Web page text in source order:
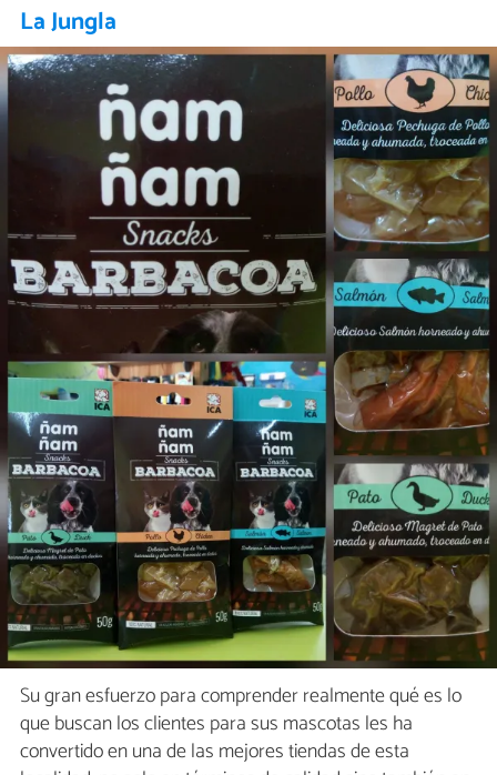
La Jungla
Su gran esfuerzo para comprender realmente qué es lo
que buscan los clientes para sus mascotas les ha
convertido en una de las mejores tiendas de esta